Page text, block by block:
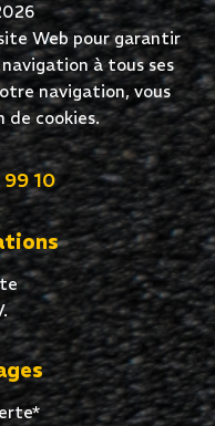
Web pour garantir
à tous ses
navigation, vous
de cookies.
10